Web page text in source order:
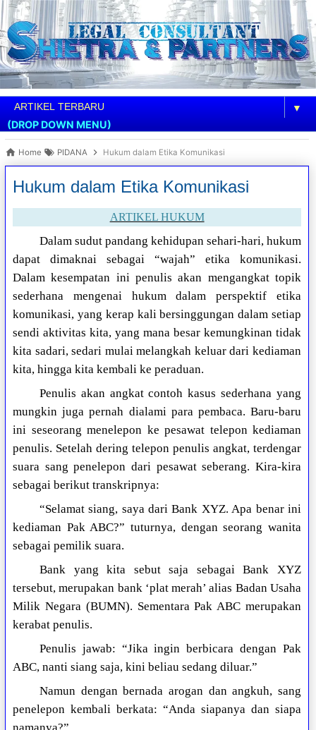
▼
(DROP DOWN MENU)
Home PIDANA Hukum dalam Etika Komunikasi
Hukum dalam Etika Komunikasi
ARTIKEL HUKUM
Dalam sudut pandang kehidupan sehari-hari, hukum
dapat dimaknai sebagai “wajah” etika komunikasi.
Dalam kesempatan ini penulis akan mengangkat topik
sederhana mengenai hukum dalam perspektif etika
komunikasi, yang kerap kali bersinggungan dalam setiap
sendi aktivitas kita, yang mana besar kemungkinan tidak
kita sadari, sedari mulai melangkah keluar dari kediaman
kita, hingga kita kembali ke peraduan.
Penulis akan angkat contoh kasus sederhana yang
mungkin juga pernah dialami para pembaca. Baru-baru
ini seseorang menelepon ke pesawat telepon kediaman
penulis. Setelah dering telepon penulis angkat, terdengar
suara sang penelepon dari pesawat seberang. Kira-kira
sebagai berikut transkripnya:
“Selamat siang, saya dari Bank XYZ. Apa benar ini
kediaman Pak ABC?” tuturnya, dengan seorang wanita
sebagai pemilik suara.
Bank yang kita sebut saja sebagai Bank XYZ
tersebut, merupakan bank ‘plat merah’ alias Badan Usaha
Milik Negara (BUMN). Sementara Pak ABC merupakan
kerabat penulis.
Penulis jawab: “Jika ingin berbicara dengan Pak
ABC, nanti siang saja, kini beliau sedang diluar.”
Namun dengan bernada arogan dan angkuh, sang
penelepon kembali berkata: “Anda siapanya dan siapa